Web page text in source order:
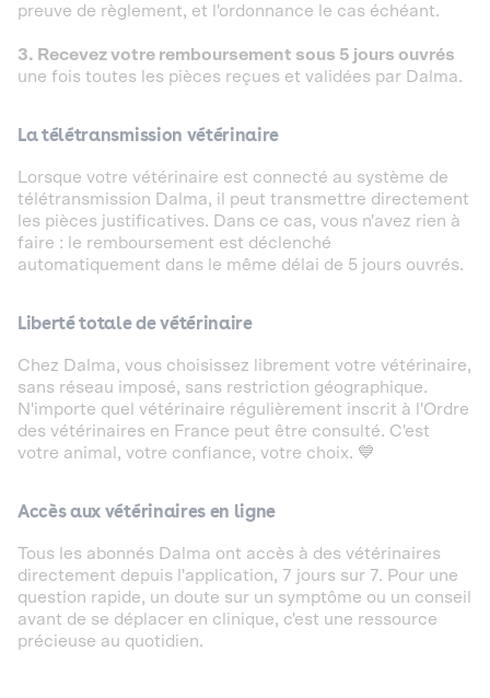
preuve de règlement, et l'ordonnance le cas échéant.
3. Recevez votre remboursement sous 5 jours ouvrés
une fois toutes les pièces reçues et validées par Dalma.
La télétransmission vétérinaire
Lorsque votre vétérinaire est connecté au système de
télétransmission Dalma, il peut transmettre directement
les pièces justificatives. Dans ce cas, vous n'avez rien à
faire : le remboursement est déclenché
automatiquement dans le même délai de 5 jours ouvrés.
Liberté totale de vétérinaire
Chez Dalma, vous choisissez librement votre vétérinaire,
sans réseau imposé, sans restriction géographique.
N'importe quel vétérinaire régulièrement inscrit à l'Ordre
des vétérinaires en France peut être consulté. C'est
votre animal, votre confiance, votre choix. 💙
Accès aux vétérinaires en ligne
Tous les abonnés Dalma ont accès à des vétérinaires
directement depuis l'application, 7 jours sur 7. Pour une
question rapide, un doute sur un symptôme ou un conseil
avant de se déplacer en clinique, c'est une ressource
précieuse au quotidien.